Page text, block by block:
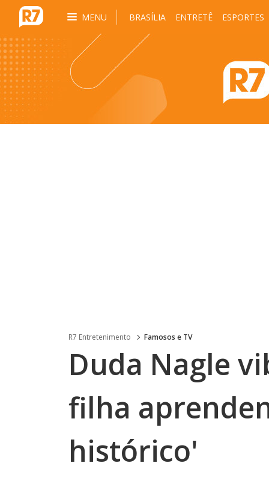
MENU BRASÍLIA ENTRETÊ ESPORTES
R7 Entretenimento Famosos e TV
Duda Nagle
filha
histórico'